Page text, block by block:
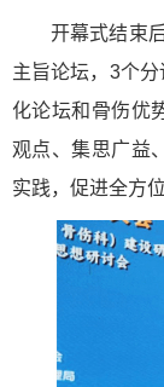
开幕式结束
主旨论坛，3个
化论坛和骨伤优
观点、集思广益
实践，促进全方